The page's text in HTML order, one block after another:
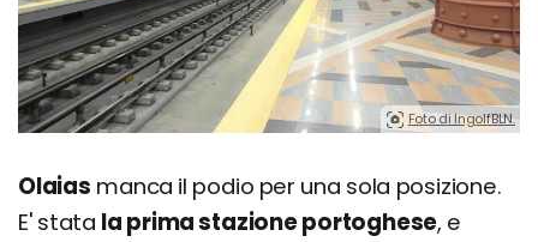
Foto di IngolfBLN.
Olaias manca il podio per una sola posizione.
E' stata la prima stazione portoghese, e